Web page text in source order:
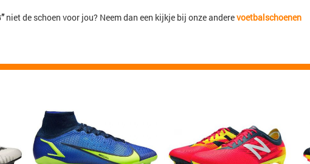
niet de schoen voor jou? Neem dan een kijkje bij onze anderevoetbalschoenen